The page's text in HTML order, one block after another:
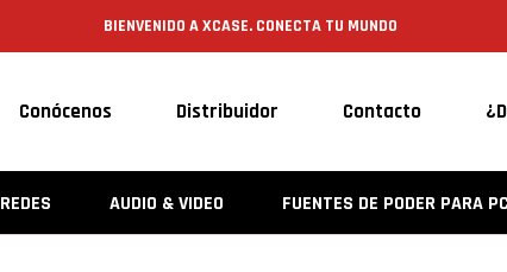
BIENVENIDO A XCASE. CONECTA TU MUNDO
Conócenos Distribuidor Contacto
REDES AUDIO & VIDEO FUENTES DE PODER PARA